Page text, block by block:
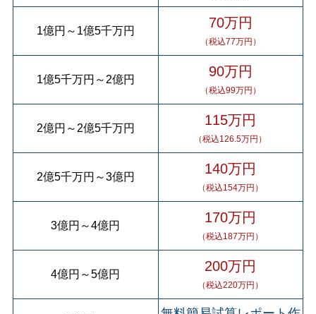
1億円 ～ 1億5千万円 70万円
（税込77万円）
1億5千万円 ～ 2億円 90万円
（税込99万円）
2億円 ～ 2億5千万円 115万円
（税込126.5万円）
2億5千万円 ～3億円 140万円
（税込154万円）
3億円 ～4億円 170万円
（税込187万円）
4億円 ～5億円 200万円
（税込220万円）